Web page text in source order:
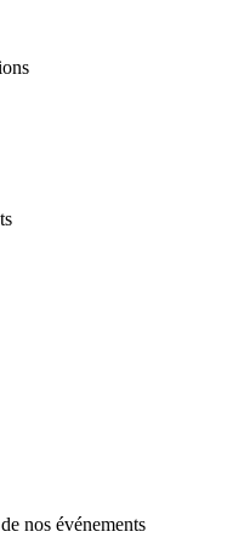
nos événements